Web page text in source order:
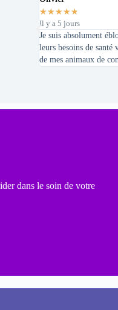
★★★★★
Il y a 5 jours
Je suis absolument
leurs besoins de
de mes animaux de
dans le soin de votre